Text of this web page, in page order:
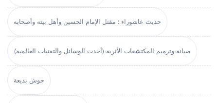
حديث عاشوراء : مقتل الإمام الحسين وأهل بيته وأصحابه
صيانة وترميم المكتشفات الأثرية (أحدث الوسائل والتقنيات العالمية)
حوش بديعة